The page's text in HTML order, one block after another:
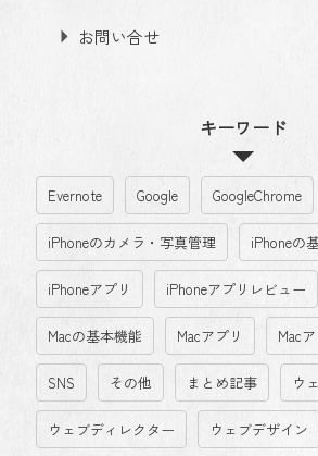
お問い合せ
キーワード
Evernote Google GoogleChrome
iPhoneのカメラ・写真管理 iPhoneの
iPhoneアプリ iPhoneアプリレビュー
Macの基本機能 Macアプリ Mac
SNS その他 まとめ記事 ウ
ウェブディレクター ウェブデザイン